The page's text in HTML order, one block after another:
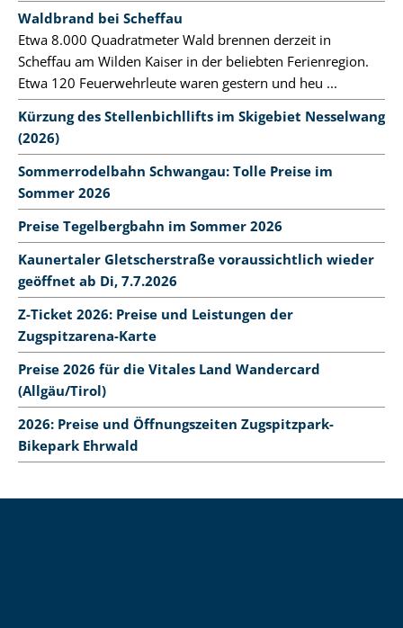
Waldbrand bei Scheffau
Etwa 8.000 Quadratmeter Wald brennen derzeit in
Scheffau am Wilden Kaiser in der beliebten Ferienregion.
Etwa 120 Feuerwehrleute waren gestern und heu ...
Kürzung des Stellenbichllifts im Skigebiet Nesselwang
(2026)
Sommerrodelbahn Schwangau: Tolle Preise im
Sommer 2026
Preise Tegelbergbahn im Sommer 2026
Kaunertaler Gletscherstraße voraussichtlich wieder
geöffnet ab Di, 7.7.2026
Z-Ticket 2026: Preise und Leistungen der
Zugspitzarena-Karte
Preise 2026 für die Vitales Land Wandercard
(Allgäu/Tirol)
2026: Preise und Öffnungszeiten Zugspitzpark-
Bikepark Ehrwald